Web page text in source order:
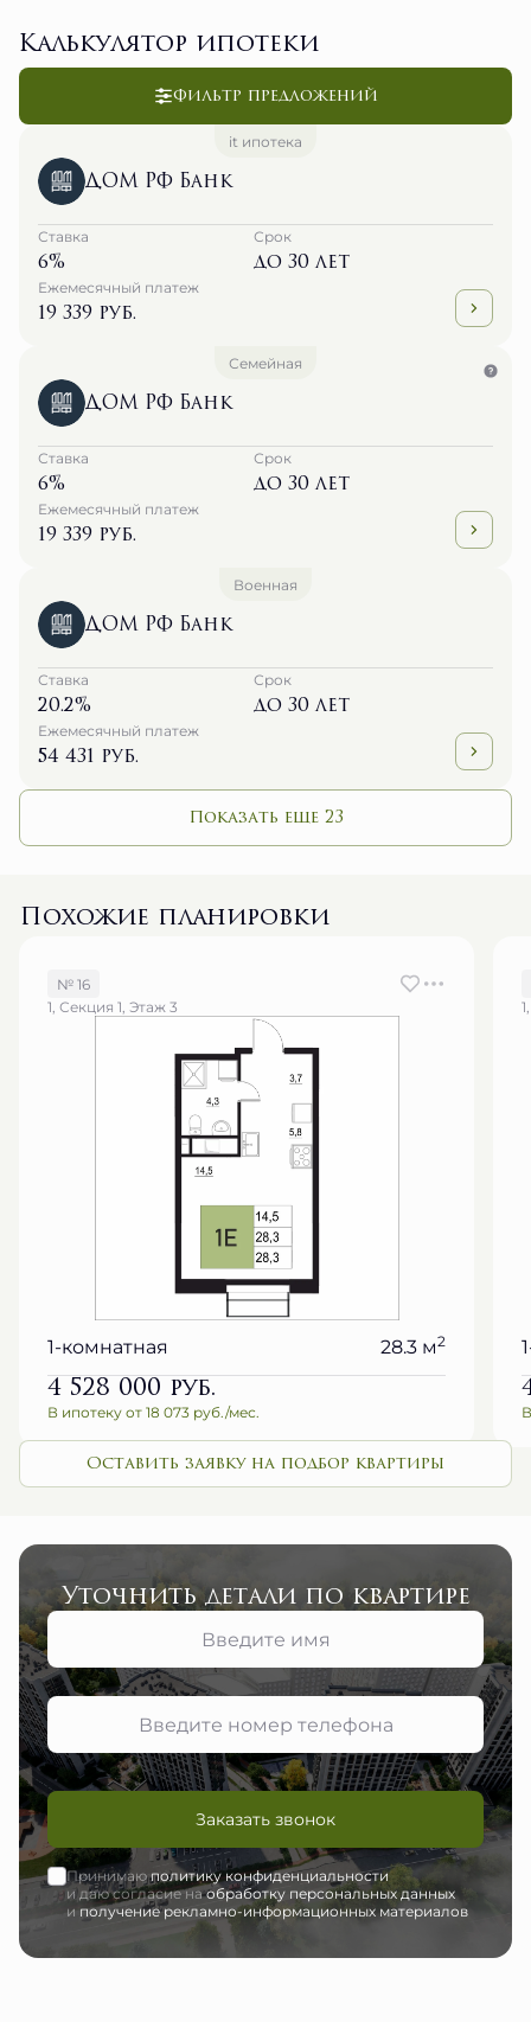
Калькулятор ипотеки
Фильтр предложений
it ипотека
ДОМ РФ Банк
Ставка
6%
Срок
до 30 лет
Ежемесячный платеж
19 339 руб.
Семейная
ДОМ РФ Банк
Ставка
6%
Срок
до 30 лет
Ежемесячный платеж
19 339 руб.
Военная
ДОМ РФ Банк
Ставка
20.2%
Срок
до 30 лет
Ежемесячный платеж
54 431 руб.
Показать еще 23
Похожие планировки
№ 16
1, Секция 1, Этаж 3
1-комнатная 28.3 м2
4 528 000руб.
В ипотеку от 18 073 руб./мес.
Оставить заявку на подбор квартиры
Уточнить детали по квартире
Заказать звонок
Принимаюполитику конфиденциальности
и даю согласие наобработку персональных данных
иполучение рекламно-информационных материалов